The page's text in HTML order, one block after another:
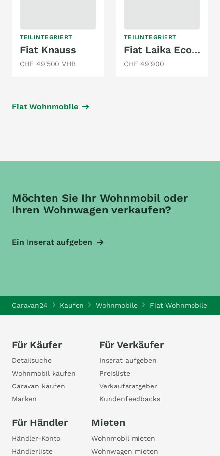
TEILINTEGRIERT
Fiat Knauss
CHF 49'500 VHB
TEILINTEGRIERT
Fiat Laika Ecovip 309 S
CHF 49'900
Fiat Wohnmobile
Möchten Sie Ihr Wohnmobil oder
Ihren Wohnwagen verkaufen?
Ein Inserat aufgeben
Caravan24 Kaufen Wohnmobile Fiat Wohnmobile
Für Käufer
Detailsuche
Wohnmobil kaufen
Caravan kaufen
Marken
Für Verkäufer
Inserat aufgeben
Preisliste
Verkaufsratgeber
Kundenfeedbacks
Für Händler
Händler-Konto
Händlerliste
Mieten
Wohnmobil mieten
Wohnwagen mieten